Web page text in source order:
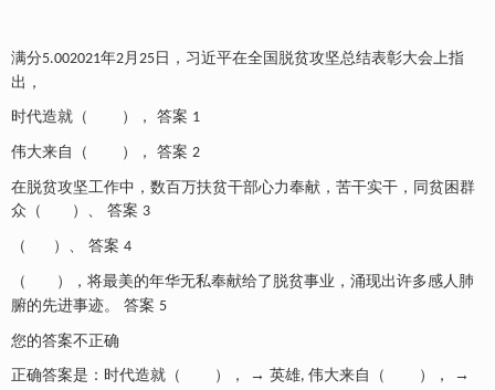
满分5.002021年2月 25 日，习近平在全国脱贫攻坚总结表彰大会上指
出，
时代造就（ ）， 答案 1
伟大来自（ ）， 答案 2
在脱贫攻坚工作中，数百万扶贫干部心力奉献，苦干实干，同贫困群
众（
）、 答案 3
（ ）、 答案 4
（
），将最美的年华无私奉献给了脱贫事业，涌现出许多感人肺
腑的先进事迹。
答案 5
您的答案不正确
正确答案是：时代造就（ ）， → 英雄, 伟大来自（
）， →